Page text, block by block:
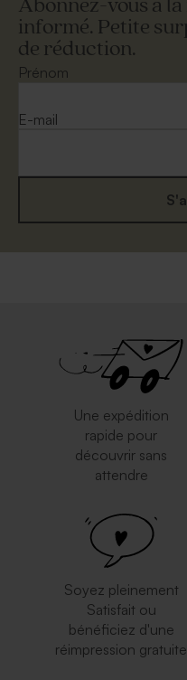
Abonnez-vous à
informé. Petite
de réduction.
Prénom
E-mail
Une expédition
rapide pour
découvrir sans
attendre
Soyez pleinement
Satisfait ou
bénéficiez d'une
réimpression gratuite